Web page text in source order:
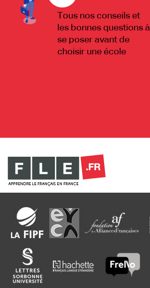
Tous nos conseils et
les bonnes questions à
se poser avant de
choisir une école